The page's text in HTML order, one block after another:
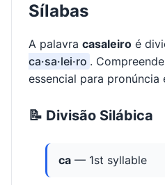
Sílabas
A palavra casaleiro é
ca·sa·lei·ro .
essencial para
📝 Divisão Silábica
ca — 1st syllable